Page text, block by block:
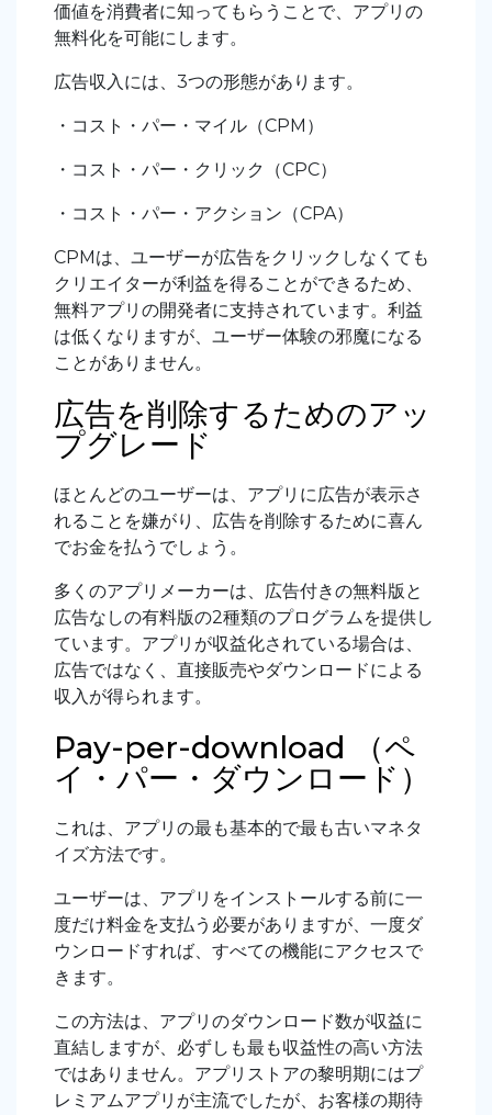
価値を消費者に知ってもらうことで、アプリの
無料化を可能にします。
広告収入には、3つの形態があります。
・コスト・パー・マイル（CPM）
・コスト・パー・クリック（CPC）
・コスト・パー・アクション（CPA）
CPMは、ユーザーが広告をクリックしなくても
クリエイターが利益を得ることができるため、
無料アプリの開発者に支持されています。利益
は低くなりますが、ユーザー体験の邪魔になる
ことがありません。
広告を削除するためのアッ
プグレード
ほとんどのユーザーは、アプリに広告が表示さ
れることを嫌がり、広告を削除するために喜ん
でお金を払うでしょう。
多くのアプリメーカーは、広告付きの無料版と
広告なしの有料版の2種類のプログラムを提供し
ています。アプリが収益化されている場合は、
広告ではなく、直接販売やダウンロードによる
収入が得られます。
Pay-per-download （ペ
イ・パー・ダウンロード）
これは、アプリの最も基本的で最も古いマネタ
イズ方法です。
ユーザーは、アプリをインストールする前に一
度だけ料金を支払う必要がありますが、一度ダ
ウンロードすれば、すべての機能にアクセスで
きます。
この方法は、アプリのダウンロード数が収益に
直結しますが、必ずしも最も収益性の高い方法
ではありません。アプリストアの黎明期にはプ
レミアムアプリが主流でしたが、お客様の期待